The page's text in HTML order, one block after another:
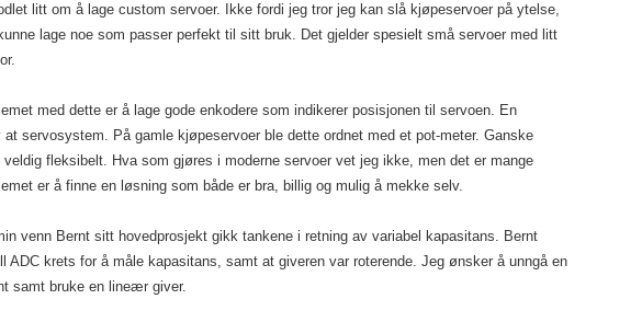
litt om å lage custom servoer. Ikke fordi jeg tror jeg kan slå kjøpeservoer på ytelse,
lage noe som passer perfekt til sitt bruk. Det gjelder spesielt små servoer med litt
med dette er å lage gode enkodere som indikerer posisjonen til servoen. En
servosystem. På gamle kjøpeservoer ble dette ordnet med et pot-meter. Ganske
fleksibelt. Hva som gjøres i moderne servoer vet jeg ikke, men det er mange
er å finne en løsning som både er bra, billig og mulig å mekke selv.
venn Bernt sitt hovedprosjekt gikk tankene i retning av variabel kapasitans. Bernt
ADC krets for å måle kapasitans, samt at giveren var roterende. Jeg ønsker å unngå en
samt bruke en lineær giver.